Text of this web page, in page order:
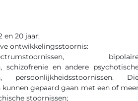
en 20 jaar;
ontwikkelingsstoornis:
schizofrenie en andere
persoonlijkheidsstoornissen.
kunnen gepaard gaan met een of
stoornissen;